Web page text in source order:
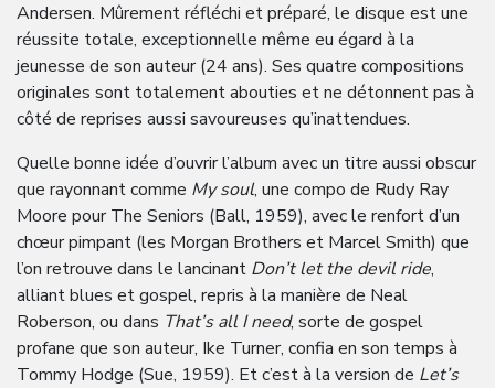
Andersen. Mûrement réfléchi et préparé, le disque est une
réussite totale, exceptionnelle même eu égard à la
jeunesse de son auteur (24 ans). Ses quatre compositions
originales sont totalement abouties et ne détonnent pas à
côté de reprises aussi savoureuses qu’inattendues.
Quelle bonne idée d’ouvrir l’album avec un titre aussi obscur
que rayonnant comme My soul, une compo de Rudy Ray
Moore pour The Seniors (Ball, 1959), avec le renfort d’un
chœur pimpant (les Morgan Brothers et Marcel Smith) que
l’on retrouve dans le lancinant Don’t let the devil ride,
alliant blues et gospel, repris à la manière de Neal
Roberson, ou dans That’s all I need, sorte de gospel
profane que son auteur, Ike Turner, confia en son temps à
Tommy Hodge (Sue, 1959). Et c’est à la version de Let’s